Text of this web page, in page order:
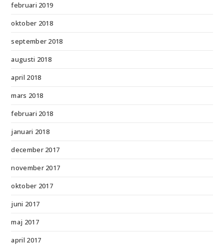
februari 2019
oktober 2018
september 2018
augusti 2018
april 2018
mars 2018
februari 2018
januari 2018
december 2017
november 2017
oktober 2017
juni 2017
maj 2017
april 2017